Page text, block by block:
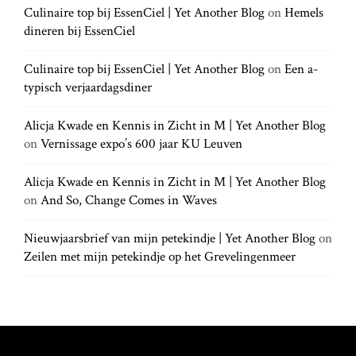
h
f
r
:
h
Culinaire top bij EssenCiel | Yet Another BlogonHemels
dineren bij EssenCiel
Culinaire top bij EssenCiel | Yet Another BlogonEen a-
typisch verjaardagsdiner
Alicja Kwade en Kennis in Zicht in M | Yet Another Blog
onVernissage expo’s 600 jaar KU Leuven
Alicja Kwade en Kennis in Zicht in M | Yet Another Blog
onAnd So, Change Comes in Waves
Nieuwjaarsbrief van mijn petekindje | Yet Another Blogon
Zeilen met mijn petekindje op het Grevelingenmeer